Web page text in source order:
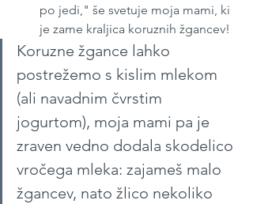
po jedi," še svetuje moja mami, ki
je zame kraljica koruznih žgancev!
Koruzne žgance lahko
postrežemo s kislim mlekom
(ali navadnim čvrstim
jogurtom), moja mami pa je
zraven vedno dodala skodelico
vročega mleka: zajameš malo
žgancev, nato žlico nekoliko